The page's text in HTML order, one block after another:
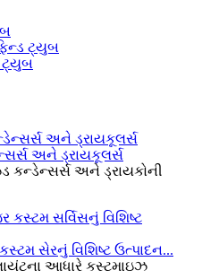
ટ્યુબ
ટ્યુબ
અને ડ્રાયકૂલર્સ
કન્ડેન્સર્સ અને ડ્રાયકોની
સેરનું વિશિષ્ટ ઉત્પાદન...
આધારે કસ્ટમાઇઝ